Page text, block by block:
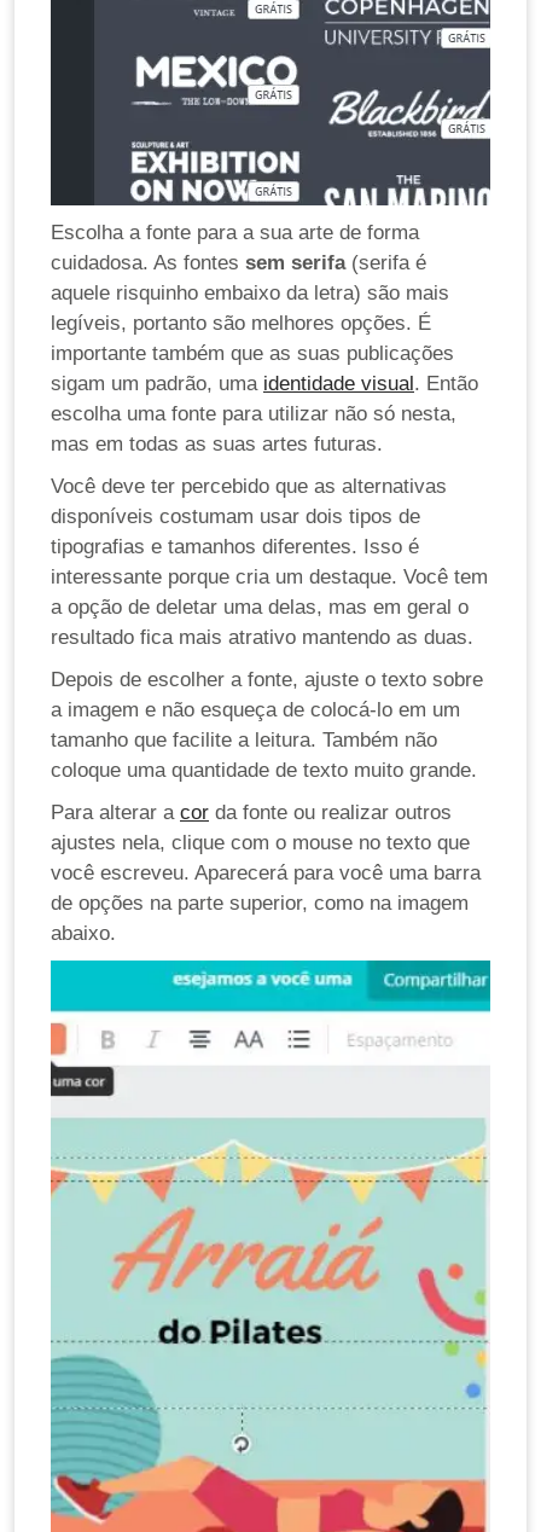
Escolha a fonte para a sua arte de forma
cuidadosa. As fontes sem serifa(serifa é
aquele risquinho embaixo da letra) são mais
legíveis, portanto são melhores opções. É
importante também que as suas publicações
sigam um padrão, uma identidade visual. Então
escolha uma fonte para utilizar não só nesta,
mas em todas as suas artes futuras.
Você deve ter percebido que as alternativas
disponíveis costumam usar dois tipos de
tipografias e tamanhos diferentes. Isso é
interessante porque cria um destaque. Você tem
a opção de deletar uma delas, mas em geral o
resultado fica mais atrativo mantendo as duas.
Depois de escolher a fonte, ajuste o texto sobre
a imagem e não esqueça de colocá-lo em um
tamanho que facilite a leitura. Também não
coloque uma quantidade de texto muito grande.
Para alterar a cor da fonte ou realizar outros
ajustes nela, clique com o mouse no texto que
você escreveu. Aparecerá para você uma barra
de opções na parte superior, como na imagem
abaixo.